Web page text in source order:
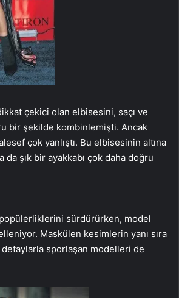
çekici olan elbisesini, saçı ve
bir şekilde kombinlemişti. Ancak
çok yanlıştı. Bu elbisesinin altına
da şık bir ayakkabı çok daha doğru
sürdürürken, model
Maskülen kesimlerin yanı sıra
detaylarla sporlaşan modelleri de